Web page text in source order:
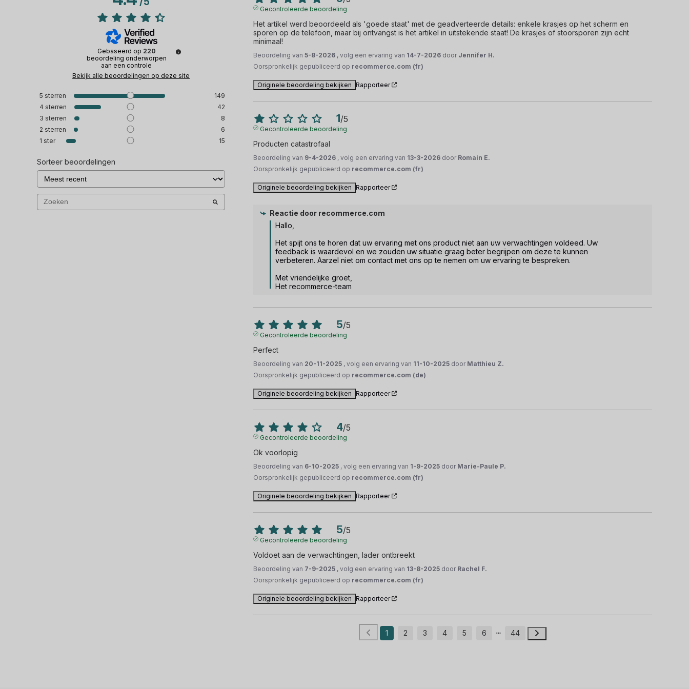
Gebaseerd op 220
beoordeling onderworpen
aan een controle
Bekijk alle beoordelingen op deze site
5 sterren
149
4 sterren
42
3 sterren
8
2 sterren
6
1 ster 15
Sorteer beoordelingen
Gecontroleerde beoordeling
Het artikel werd beoordeeld als 'goede staat' met de geadverteerde details: enkele krasjes op het scherm en
sporen op de telefoon, maar bij ontvangst is het artikel in uitstekende staat! De krasjes of stoorsporen zijn echt
minimaal!
Beoordeling van5-8-2026 , volg een ervaring van 14-7-2026 door Jennifer H.
Oorspronkelijk gepubliceerd op recommerce.com (fr)
Originele beoordeling bekijken Rapporteer
1/5
Gecontroleerde beoordeling
Producten catastrofaal
Beoordeling van 9-4-2026 , volg een ervaring van 13-3-2026 door Romain E.
Oorspronkelijk gepubliceerd op recommerce.com (fr)
Originele beoordeling bekijken Rapporteer
Reactie door recommerce.com
Hallo,
Het spijt ons te horen dat uw ervaring met ons product niet aan uw verwachtingen voldeed. Uw
feedback is waardevol en we zouden uw situatie graag beter begrijpen om deze te kunnen
verbeteren. Aarzel niet om contact met ons op te nemen om uw ervaring te bespreken.
Met vriendelijke groet,
Het recommerce-team
5/5
Gecontroleerde beoordeling
Perfect
Beoordeling van 20-11-2025 , volg een ervaring van 11-10-2025 door Matthieu Z.
Oorspronkelijk gepubliceerd op recommerce.com (de)
Originele beoordeling bekijken Rapporteer
4/5
Gecontroleerde beoordeling
Ok voorlopig
Beoordeling van 6-10-2025 , volg een ervaring van 1-9-2025 door Marie-Paule P.
Oorspronkelijk gepubliceerd op recommerce.com (fr)
Originele beoordeling bekijken Rapporteer
5/5
Gecontroleerde beoordeling
Voldoet aan de verwachtingen, lader ontbreekt
Beoordeling van 7-9-2025 , volg een ervaring van 13-8-2025 door Rachel F.
Oorspronkelijk gepubliceerd op recommerce.com (fr)
Originele beoordeling bekijken Rapporteer
1 2 3 4 5 6 44